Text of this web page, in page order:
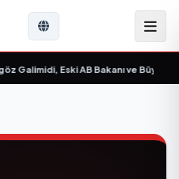
Galimidi, Eski AB Bakanı ve